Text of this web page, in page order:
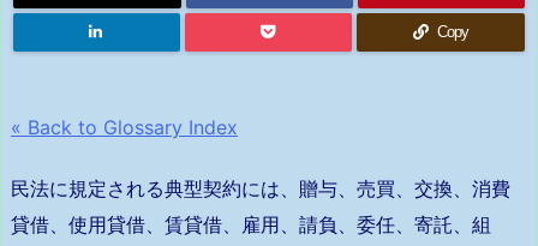
Copy
« Back to Glossary Index
民法に規定される典型契約には、贈与、売買、交換、消費
貸借、使用貸借、賃貸借、雇用、請負、委任、寄託、組